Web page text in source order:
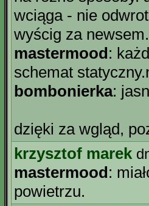
wciąga - nie
wyścig za
mastermood:
schemat
bombonierka:
dzięki za wgląd,
krzysztof marek
mastermood:
powietrzu.